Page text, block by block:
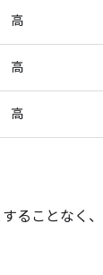
高
高
高
ることなく